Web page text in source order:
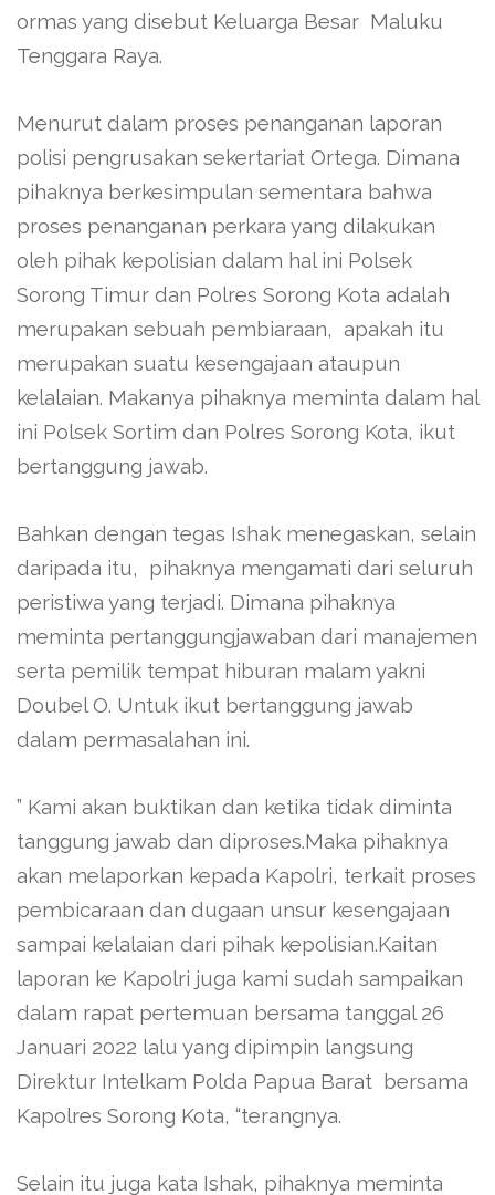
ormas yang disebut Keluarga Besar Maluku
Tenggara Raya.
Menurut dalam proses penanganan laporan
polisi pengrusakan sekertariat Ortega. Dimana
pihaknya berkesimpulan sementara bahwa
proses penanganan perkara yang dilakukan
oleh pihak kepolisian dalam hal ini Polsek
Sorong Timur dan Polres Sorong Kota adalah
merupakan sebuah pembiaraan, apakah itu
merupakan suatu kesengajaan ataupun
kelalaian. Makanya pihaknya meminta dalam hal
ini Polsek Sortim dan Polres Sorong Kota, ikut
bertanggung jawab.
Bahkan dengan tegas Ishak menegaskan, selain
daripada itu, pihaknya mengamati dari seluruh
peristiwa yang terjadi. Dimana pihaknya
meminta pertanggungjawaban dari manajemen
serta pemilik tempat hiburan malam yakni
Doubel O. Untuk ikut bertanggung jawab
dalam permasalahan ini.
” Kami akan buktikan dan ketika tidak diminta
tanggung jawab dan diproses.Maka pihaknya
akan melaporkan kepada Kapolri, terkait proses
pembicaraan dan dugaan unsur kesengajaan
sampai kelalaian dari pihak kepolisian.Kaitan
laporan ke Kapolri juga kami sudah sampaikan
dalam rapat pertemuan bersama tanggal 26
Januari 2022 lalu yang dipimpin langsung
Direktur Intelkam Polda Papua Barat bersama
Kapolres Sorong Kota, “terangnya.
Selain itu juga kata Ishak, pihaknya meminta